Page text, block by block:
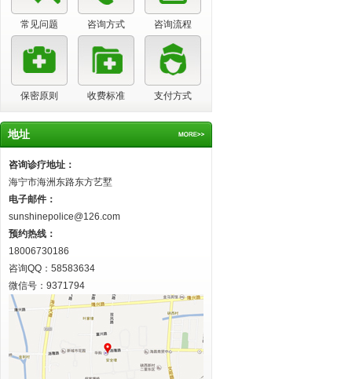
常见问题 咨询方式 咨询流程
保密原则 收费标准 支付方式
地址
咨询诊疗地址：
海宁市海洲东路东方艺墅
电子邮件：
sunshinepolice@126.com
预约热线：
18006730186
咨询QQ：58583634
微信号：9371794